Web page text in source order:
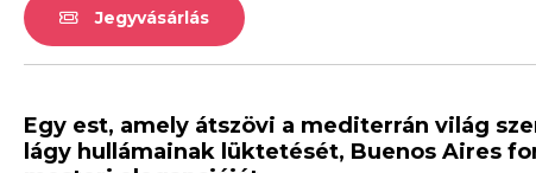
Jegyvásárlás
Egy est, amely átszövi a mediterrán világ
lágy hullámainak lüktetését, Buenos Aires